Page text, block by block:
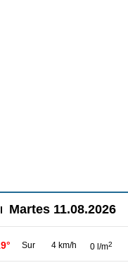
Martes 11.08.2026
Sur 4 km/h 0 l/m2